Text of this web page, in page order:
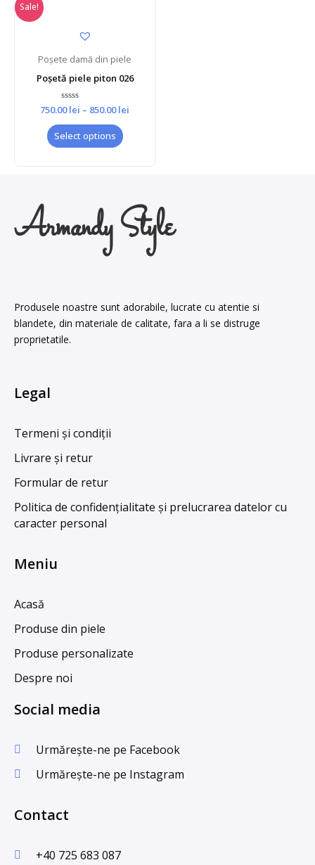
Sale!
Poșete damă din piele
Poșetă piele piton 026
Rated
0
out
of
5
750.00lei – 850.00lei
Select options
Armandy Style
Produsele noastre sunt adorabile, lucrate cu atentie si
blandete, din materiale de calitate, fara a li se distruge
proprietatile.
Legal
Termeni și condiții
Livrare și retur
Formular de retur
Politica de confidențialitate și prelucrarea datelor cu
caracter personal
Meniu
Acasă
Produse din piele
Produse personalizate
Despre noi
Social media
Urmărește-ne pe Facebook
Urmărește-ne pe Instagram
Contact
+40 725 683 087